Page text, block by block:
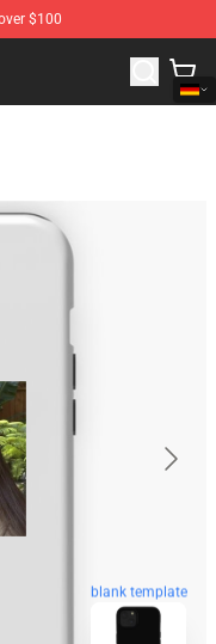
$100
Merchandise Store
blank template